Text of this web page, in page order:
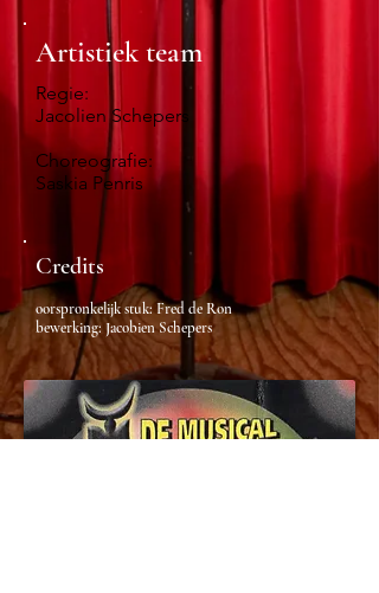
Artistiek team
Regie:
Jacolien Schepers
Choreografie:
Saskia Penris
Credits
oorspronkelijk stuk: Fred de Ron
bewerking: Jacobien Schepers